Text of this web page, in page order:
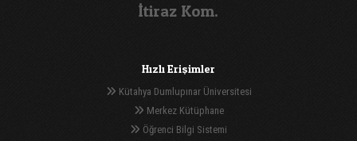
İtiraz Kom.
Hızlı Erişimler
Kütahya Dumlupınar Üniversitesi
Merkez Kütüphane
Öğrenci Bilgi Sistemi